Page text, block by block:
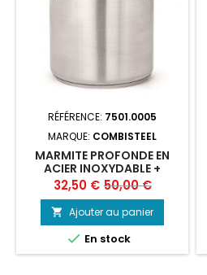
RÉFÉRENCE: 7501.0005
MARQUE: COMBISTEEL
MARMITE PROFONDE EN
ACIER INOXYDABLE +
COUVERCLE
Prix
32,50 € Prix
de
base
50,00 €
 Ajouter au panier
 En stock